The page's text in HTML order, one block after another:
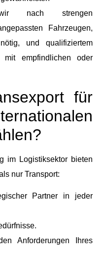
nach strengen
Fahrzeugen,
und qualifiziertem
empfindlichen oder
für
im Logistiksektor bieten
nur Transport:
Partner in jeder
Anforderungen Ihres